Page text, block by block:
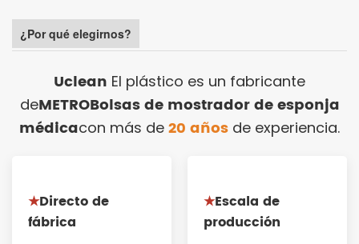
¿Por qué elegirnos?
Uclean El plástico es un fabricante
deMETROBolsas de mostrador de esponja
médicacon más de 20 años de experiencia.
★Directo de
fábrica
★Escala de
producción